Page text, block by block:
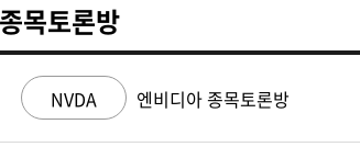
종목토론방
NVDA 엔비디아 종목토론방